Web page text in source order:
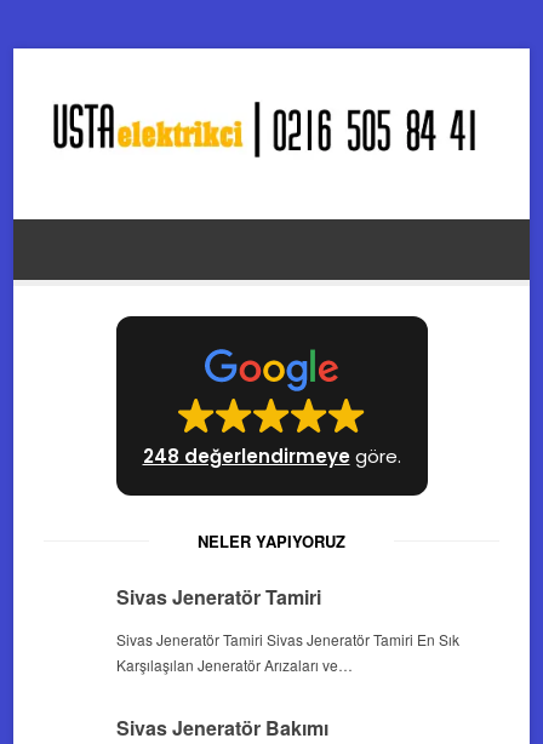
248 değerlendirmeyegöre.
NELER YAPIYORUZ
Sivas Jeneratör Tamiri
Sivas Jeneratör Tamiri Sivas Jeneratör Tamiri En Sık
Karşılaşılan Jeneratör Arızaları ve…
Sivas Jeneratör Bakımı